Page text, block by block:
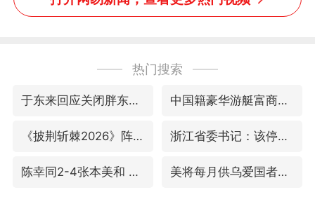
热门搜索
于东来回应关闭胖东来生活广场店 中国籍豪华游艇富商之子在泰国被杀
《披荆斩棘2026》阵容官宣 浙江省委书记：该停下的坚决停下来
陈幸同2-4张本美和 无缘冠军 美将每月供乌爱国者拦截导弹